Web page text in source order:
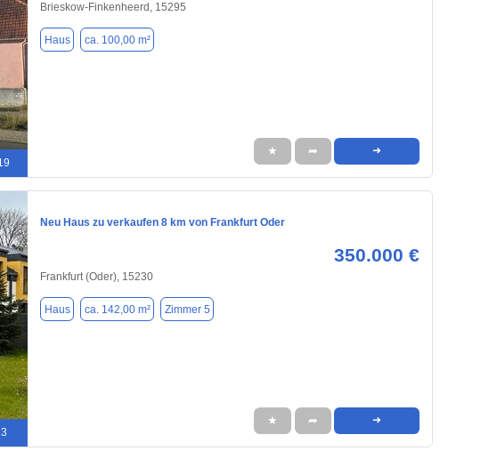
Brieskow-Finkenheerd, 15295
Haus ca. 100,00 m²
★ ➦ ➜
Neu Haus zu verkaufen 8 km von Frankfurt Oder
350.000 €
Frankfurt (Oder), 15230
Haus ca. 142,00 m² Zimmer 5
★ ➦ ➜